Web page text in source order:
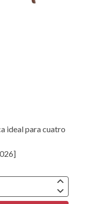
ideal para cuatro